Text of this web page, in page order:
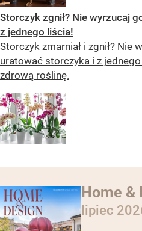
Storczyk zgnił? Nie wyrzucaj
z jednego liścia!
Storczyk zmarniał i zgnił? Nie
uratować storczyka i z
zdrową roślinę.
Home &
lipiec